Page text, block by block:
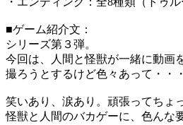
■ゲーム紹介文：
シリーズ第３弾。
今回は、人間と怪獣が一緒に動画
撮ろうとするけど色々あって・・・
笑いあり、涙あり。頑張ってちょ
怪獣と人間のバカゲーに、色んな